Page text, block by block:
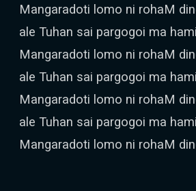
Mangaradoti lomo ni rohaM
ale Tuhan sai pargogoi ma
Mangaradoti lomo ni rohaM
ale Tuhan sai pargogoi ma
Mangaradoti lomo ni rohaM
ale Tuhan sai pargogoi ma
Mangaradoti lomo ni rohaM